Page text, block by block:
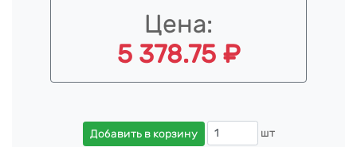
Цена:
5 378.75 ₽
Добавить в корзину шт